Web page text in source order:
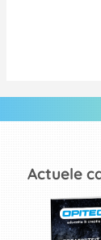
Actuele